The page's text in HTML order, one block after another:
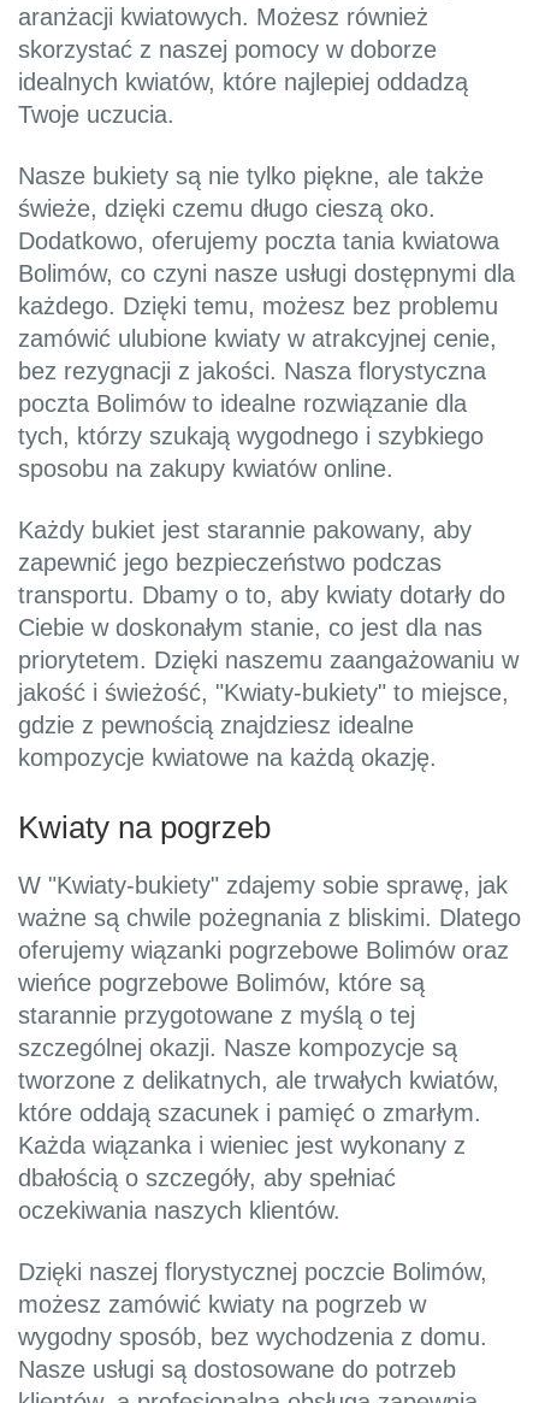
aranżacji kwiatowych. Możesz również
skorzystać z naszej pomocy w doborze
idealnych kwiatów, które najlepiej oddadzą
Twoje uczucia.
Nasze bukiety są nie tylko piękne, ale także
świeże, dzięki czemu długo cieszą oko.
Dodatkowo, oferujemy poczta tania kwiatowa
Bolimów, co czyni nasze usługi dostępnymi dla
każdego. Dzięki temu, możesz bez problemu
zamówić ulubione kwiaty w atrakcyjnej cenie,
bez rezygnacji z jakości. Nasza florystyczna
poczta Bolimów to idealne rozwiązanie dla
tych, którzy szukają wygodnego i szybkiego
sposobu na zakupy kwiatów online.
Każdy bukiet jest starannie pakowany, aby
zapewnić jego bezpieczeństwo podczas
transportu. Dbamy o to, aby kwiaty dotarły do
Ciebie w doskonałym stanie, co jest dla nas
priorytetem. Dzięki naszemu zaangażowaniu w
jakość i świeżość, "Kwiaty-bukiety" to miejsce,
gdzie z pewnością znajdziesz idealne
kompozycje kwiatowe na każdą okazję.
Kwiaty na pogrzeb
W "Kwiaty-bukiety" zdajemy sobie sprawę, jak
ważne są chwile pożegnania z bliskimi. Dlatego
oferujemy wiązanki pogrzebowe Bolimów oraz
wieńce pogrzebowe Bolimów, które są
starannie przygotowane z myślą o tej
szczególnej okazji. Nasze kompozycje są
tworzone z delikatnych, ale trwałych kwiatów,
które oddają szacunek i pamięć o zmarłym.
Każda wiązanka i wieniec jest wykonany z
dbałością o szczegóły, aby spełniać
oczekiwania naszych klientów.
Dzięki naszej florystycznej poczcie Bolimów,
możesz zamówić kwiaty na pogrzeb w
wygodny sposób, bez wychodzenia z domu.
Nasze usługi są dostosowane do potrzeb